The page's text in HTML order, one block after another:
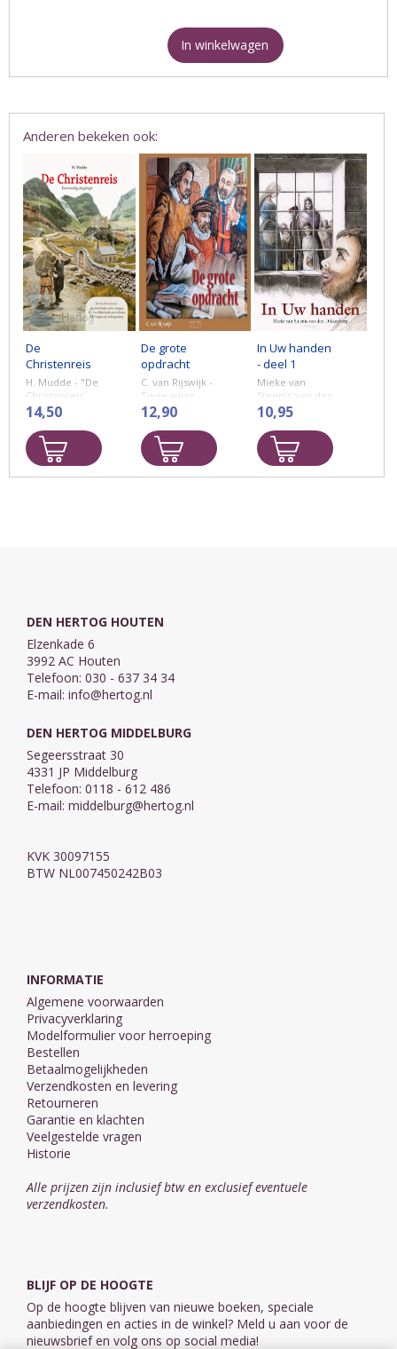
In winkelwagen
Anderen bekeken ook:
De
Christenreis
eenvoudig
naverteld
H. Mudde - "De
Christenreis'
voor kinderen
14,50
De grote
opdracht
C. van Rijswijk -
Twee wijze
mannen uit
Heidelberg
krijgen een
opdracht van
graaf Frederik
de Derde. Het
12,90
In Uw handen
- deel 1
Mieke van
Steenis-van den
Dikkenberg -
Het gebeurt in
het najaar van
1560. In het
stadje Veurne
in Vlaanderen is
10,95
DEN HERTOG HOUTEN
Elzenkade 6
3992 AC Houten
Telefoon: 030 - 637 34 34
E-mail: info@hertog.nl
DEN HERTOG MIDDELBURG
Segeersstraat 30
4331 JP Middelburg
Telefoon: 0118 - 612 486
E-mail: middelburg@hertog.nl
KVK 30097155
BTW NL007450242B03
INFORMATIE
Algemene voorwaarden
Privacyverklaring
Modelformulier voor herroeping
Bestellen
Betaalmogelijkheden
Verzendkosten en levering
Retourneren
Garantie en klachten
Veelgestelde vragen
Historie
Alle prijzen zijn inclusief btw en exclusief eventuele
verzendkosten.
BLIJF OP DE HOOGTE
Op de hoogte blijven van nieuwe boeken, speciale
aanbiedingen en acties in de winkel? Meld u aan voor de
nieuwsbrief en volg ons op social media!